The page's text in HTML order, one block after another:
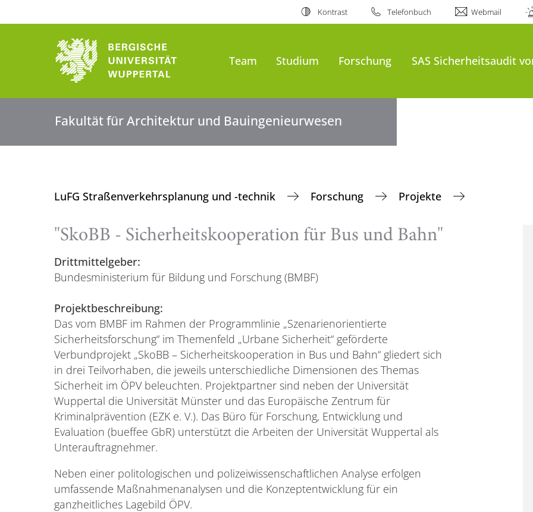
Kontrast Telefonbuch Webmail
Team Studium Forschung SAS Sicherheitsaudit
Fakultät für Architektur und Bauingenieurwesen
LuFG Straßenverkehrsplanung und -technik Forschung Projekte
"SkoBB - Sicherheitskooperation für Bus und Bahn"
Drittmittelgeber:
Bundesministerium für Bildung und Forschung (BMBF)
Projektbeschreibung:
Das vom BMBF im Rahmen der Programmlinie „Szenarienorientierte
Sicherheitsforschung“ im Themenfeld „Urbane Sicherheit“ geförderte
Verbundprojekt „SkoBB – Sicherheitskooperation in Bus und Bahn“ gliedert sich
in drei Teilvorhaben, die jeweils unterschiedliche Dimensionen des Themas
Sicherheit im ÖPV beleuchten. Projektpartner sind neben der Universität
Wuppertal die Universität Münster und das Europäische Zentrum für
Kriminalprävention (EZK e. V.). Das Büro für Forschung, Entwicklung und
Evaluation (bueffee GbR) unterstützt die Arbeiten der Universität Wuppertal als
Unterauftragnehmer.
Neben einer politologischen und polizeiwissenschaftlichen Analyse erfolgen
umfassende Maßnahmenanalysen und die Konzeptentwicklung für ein
ganzheitliches Lagebild ÖPV.